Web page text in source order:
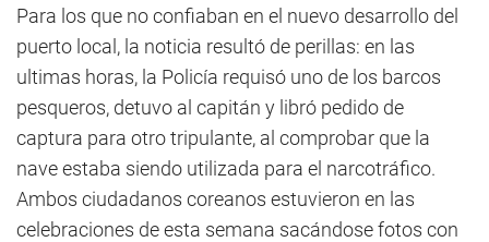
Para los que no confiaban en el nuevo desarrollo del
puerto local, la noticia resultó de perillas: en las
ultimas horas, la Policía requisó uno de los barcos
pesqueros, detuvo al capitán y libró pedido de
captura para otro tripulante, al comprobar que la
nave estaba siendo utilizada para el narcotráfico.
Ambos ciudadanos coreanos estuvieron en las
celebraciones de esta semana sacándose fotos con